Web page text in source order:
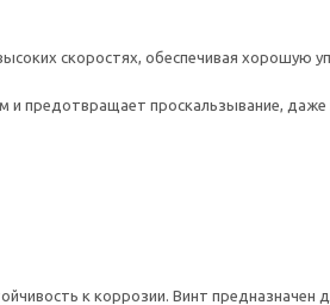
скоростях, обеспечивая хорошую
и предотвращает проскальзывание, даже
к коррозии. Винт предназначен